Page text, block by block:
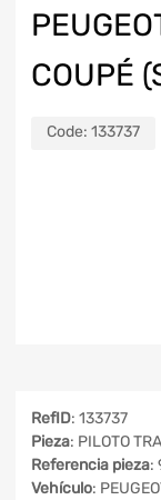
COUPÉ
Code: 133737
RefID: 133737
Pieza: PILOTO
Referencia pieza:
Vehículo: